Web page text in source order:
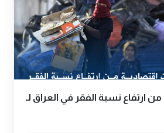
ارتفاع نسبة الفقر في العراق لـ